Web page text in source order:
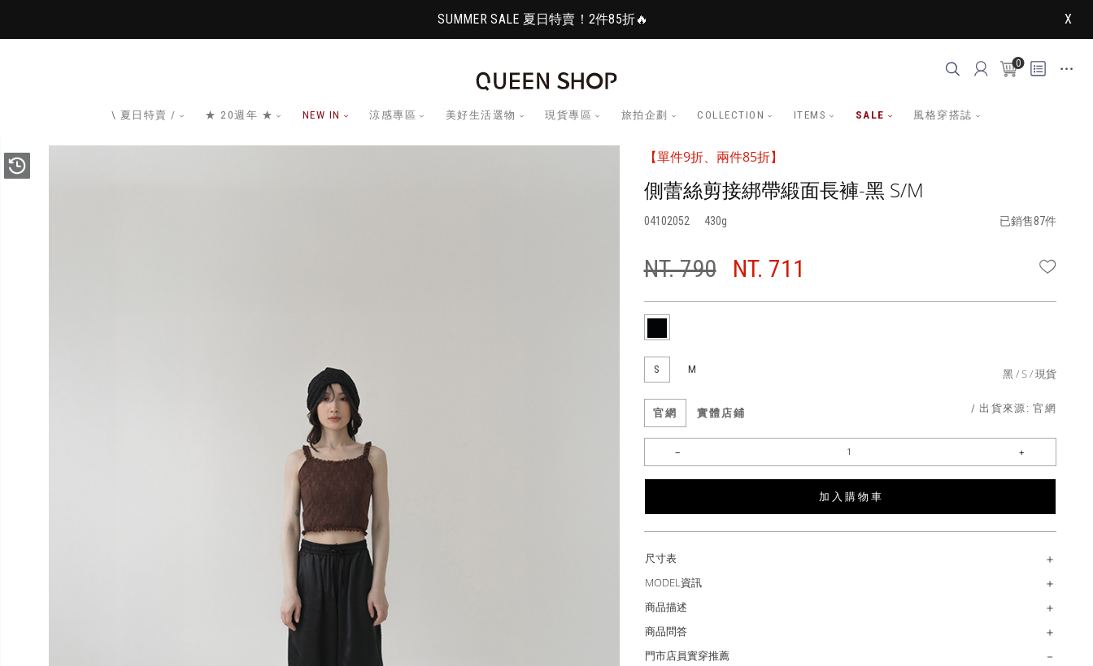
SUMMER SALE 夏日特賣！2件85折🔥 X
0
\ 夏日特賣 / ★ 20週年 ★ NEW IN 涼感專區 美好生活選物 現貨專區 旅拍企劃 COLLECTION ITEMS SALE 風格穿搭誌
【單件9折、兩件85折】
側蕾絲剪接綁帶緞面長褲-黑 S/M
04102052 430 已銷售87件
NT. 790 NT. 711
S M 黑 S 現貨
官網 實體店鋪 / 出貨來源:官網
加 入 購 物 車
尺寸表
MODEL資訊
商品描述
商品問答
門市店員實穿推薦